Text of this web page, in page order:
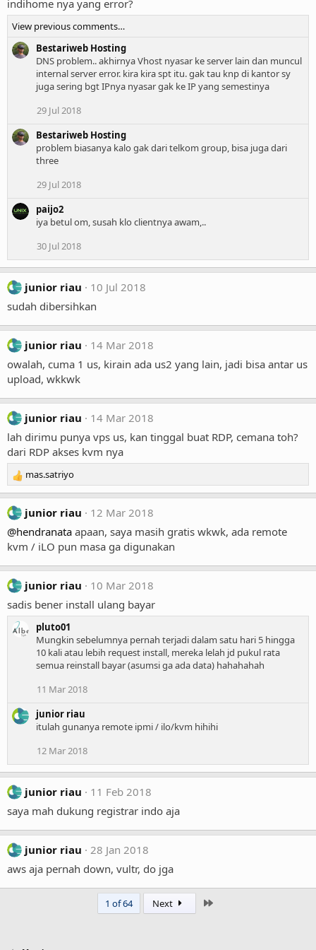
indihome nya yang error?
View previous comments…
Bestariweb Hosting
DNS problem.. akhirnya Vhost nyasar ke server lain dan muncul
internal server error. kira kira spt itu. gak tau knp di kantor sy
juga sering bgt IPnya nyasar gak ke IP yang semestinya
29 Jul 2018
Bestariweb Hosting
problem biasanya kalo gak dari telkom group, bisa juga dari
three
29 Jul 2018
paijo2
iya betul om, susah klo clientnya awam,..
30 Jul 2018
junior riau
10 Jul 2018
sudah dibersihkan
junior riau
14 Mar 2018
owalah, cuma 1 us, kirain ada us2 yang lain, jadi bisa antar us
upload, wkkwk
junior riau
14 Mar 2018
lah dirimu punya vps us, kan tinggal buat RDP, cemana toh?
dari RDP akses kvm nya
R
e
a
c
t
i
n
s
:
mas.satriyo
junior riau
12 Mar 2018
@hendranata apaan, saya masih gratis wkwk, ada remote
kvm / iLO pun masa ga digunakan
junior riau
10 Mar 2018
sadis bener install ulang bayar
pluto01
Mungkin sebelumnya pernah terjadi dalam satu hari 5 hingga
10 kali atau lebih request install, mereka lelah jd pukul rata
semua reinstall bayar (asumsi ga ada data) hahahahah
11 Mar 2018
junior riau
itulah gunanya remote ipmi / ilo/kvm hihihi
12 Mar 2018
junior riau
11 Feb 2018
saya mah dukung registrar indo aja
junior riau
28 Jan 2018
aws aja pernah down, vultr, do jga
1 of 64 Next